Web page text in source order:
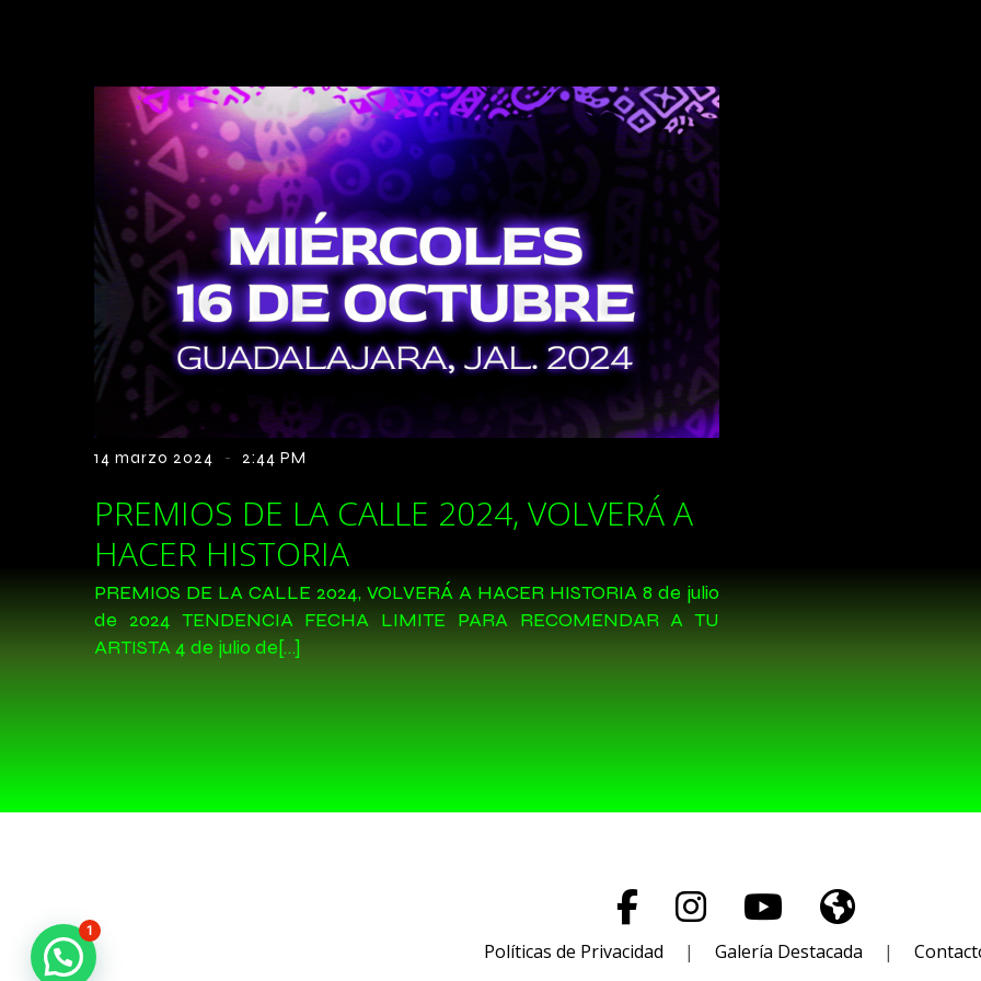
14 marzo 2024 - 2:44 PM
PREMIOS DE LA CALLE 2024, VOLVERÁ A
HACER HISTORIA
PREMIOS DE LA CALLE 2024, VOLVERÁ A HACER HISTORIA 8 de julio
de 2024 TENDENCIA FECHA LIMITE PARA RECOMENDAR A TU
ARTISTA 4 de julio de[…]
Políticas de Privacidad | Galería Destacada |
1